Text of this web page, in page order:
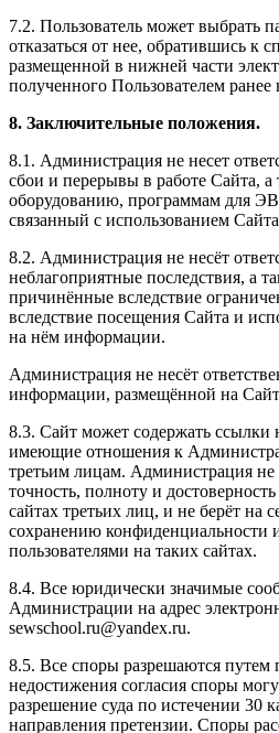
7.2. Пользователь может выбрать
отказаться от нее, обратившись к
размещенной в нижней части
полученного Пользователем ранее
8. Заключительные положения.
8.1. Администрация не несет
сбои и перерывы в работе Сайта,
оборудованию, программам для
связанный с использованием
8.2. Администрация не несёт
неблагоприятные последствия, а
причинённые вследствие
вследствие посещения Сайта и
на нём информации.
Администрация не несёт
информации, размещённой на
8.3. Сайт может содержать ссылки
имеющие отношения к
третьим лицам. Администрация не
точность, полноту и
сайтах третьих лиц, и не берёт на
сохранению конфиденциальности
пользователями на таких сайтах.
8.4. Все юридически значимые
Администрации на адрес
sewschool.ru@yandex.ru.
8.5. Все споры разрешаются путем
недостижения согласия споры
разрешение суда по истечении 30
направления претензии. Споры